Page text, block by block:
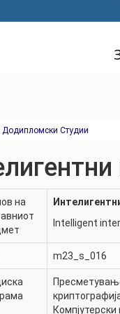
Додипломски Студии
на
Intelligent
m23_s_016
Компјутерски